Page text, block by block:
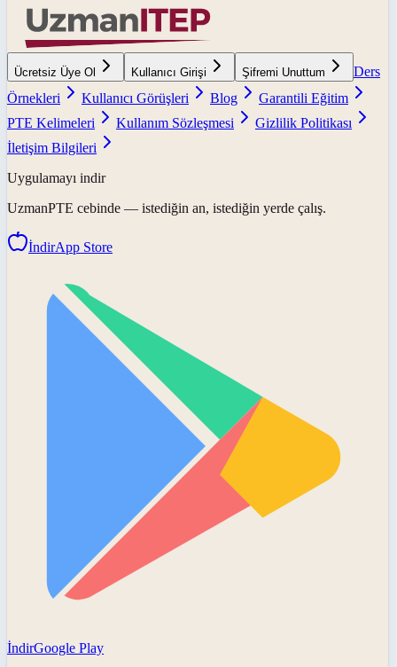
Ücretsiz Üye Ol Kullanıcı Girişi Şifremi Unuttum
Ders
Örnekleri
Kullanıcı Görüşleri Blog
Garantili Eğitim
PTE Kelimeleri
Kullanım Sözleşmesi
Gizlilik Politikası
İletişim Bilgileri
Uygulamayı indir
UzmanPTE cebinde — istediğin an, istediğin yerde çalış.
İndirApp Store
İndirGoogle Play